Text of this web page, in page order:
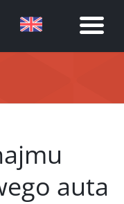
auta